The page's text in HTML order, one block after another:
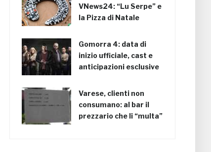
VNews24: “Lu Serpe” e
la Pizza di Natale
Gomorra 4: data di
inizio ufficiale, cast e
anticipazioni esclusive
Varese, clienti non
consumano: al bar il
prezzario che li “multa”